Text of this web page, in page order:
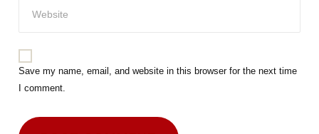
Save my name, email, and website in this browser for the next time
I comment.